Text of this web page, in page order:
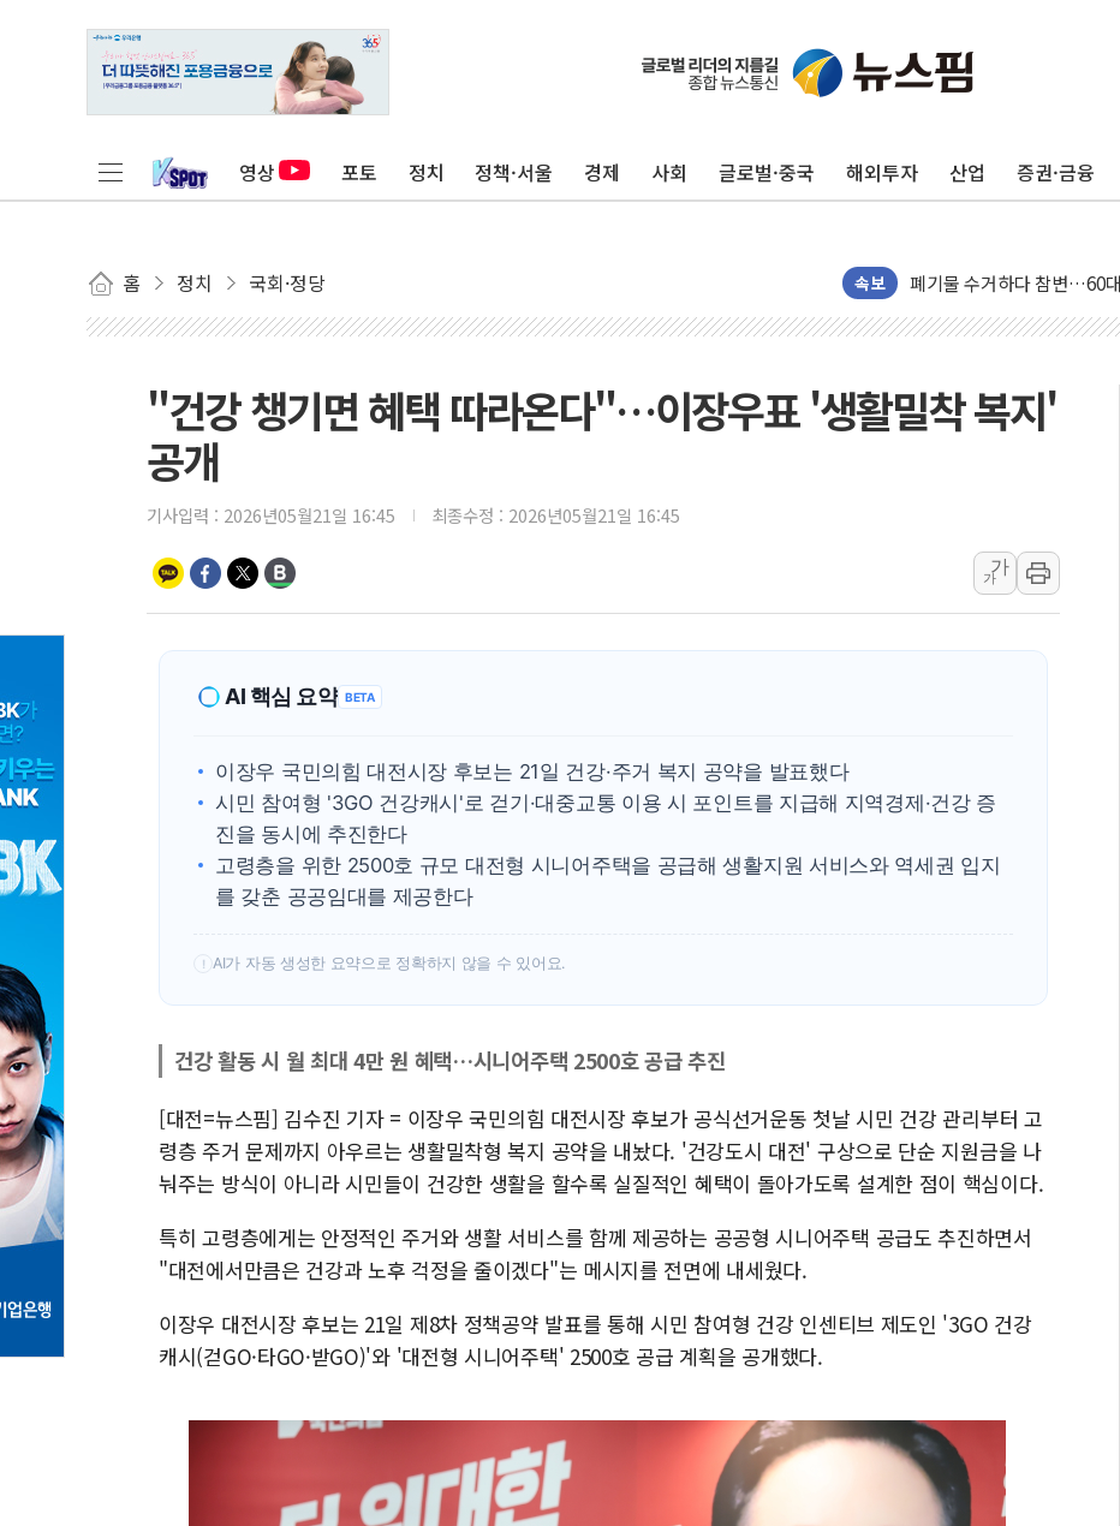
영상 포토 정치 정책·서울 경제 사회 글로벌·중국 해외투자 산업 증권·금융
홈 정치 국회·정당 속보
美, 이란전 출구전략 만지
강릉·동해·삼척 시간당 최
서울 중랑구 주택가서 흉기
李대통령 "결혼 때문에 손
추미애, '위안부' 피해자 기
인천 선재도 갯벌서 해루질
인천서 말다툼 중 어머니
'화합' 꺼낸 김민석에 '뻔
李대통령, ISA 개편 재검
동해중부 전 해상 풍랑주
연일 폭염에 온열질환 사망
中 전방위 아파트 부양, 수
인제 용대리 계곡서 수위
청양 밭에서 일하던 90대
폭염에 車 운전면허 기능
李대통령, 'ISA·주가누르기
"건강 챙기면 혜택 따라온다"…이장우표 '생활밀착 복지'
공개
기사입력 : 2026년05월21일 16:45 최종수정 : 2026년05월21일 16:45
가
가
AI 핵심 요약 BETA
이장우 국민의힘 대전시장 후보는 21일 건강·주거 복지 공약을 발표했다
시민 참여형 '3GO 건강캐시'로 걷기·대중교통 이용 시 포인트를 지급해 지역경제·건강 증
진을 동시에 추진한다
고령층을 위한 2500호 규모 대전형 시니어주택을 공급해 생활지원 서비스와 역세권 입지
를 갖춘 공공임대를 제공한다
! AI가 자동 생성한 요약으로 정확하지 않을 수 있어요.
건강 활동 시 월 최대 4만 원 혜택…시니어주택 2500호 공급 추진
[대전=뉴스핌] 김수진 기자 = 이장우 국민의힘 대전시장 후보가 공식선거운동 첫날 시민 건강 관리부터 고
령층 주거 문제까지 아우르는 생활밀착형 복지 공약을 내놨다. '건강도시 대전' 구상으로 단순 지원금을 나
눠주는 방식이 아니라 시민들이 건강한 생활을 할수록 실질적인 혜택이 돌아가도록 설계한 점이 핵심이다.
특히 고령층에게는 안정적인 주거와 생활 서비스를 함께 제공하는 공공형 시니어주택 공급도 추진하면서
"대전에서만큼은 건강과 노후 걱정을 줄이겠다"는 메시지를 전면에 내세웠다.
이장우 대전시장 후보는 21일 제8차 정책공약 발표를 통해 시민 참여형 건강 인센티브 제도인 '3GO 건강
캐시(걷GO·타GO·받GO)'와 '대전형 시니어주택' 2500호 공급 계획을 공개했다.